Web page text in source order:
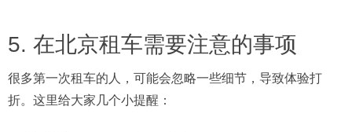
5. 在北京租车需要注意的事项
很多第一次租车的人，可能会忽略一些细节，导致体验打
折。这里给大家几个小提醒：